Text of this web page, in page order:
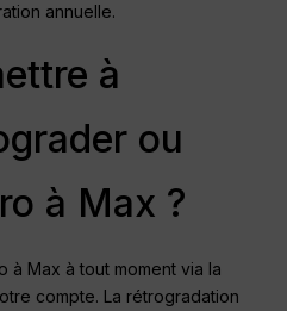
annuelle.
à
ou
à Max ?
à Max à tout moment via la
compte. La rétrogradation